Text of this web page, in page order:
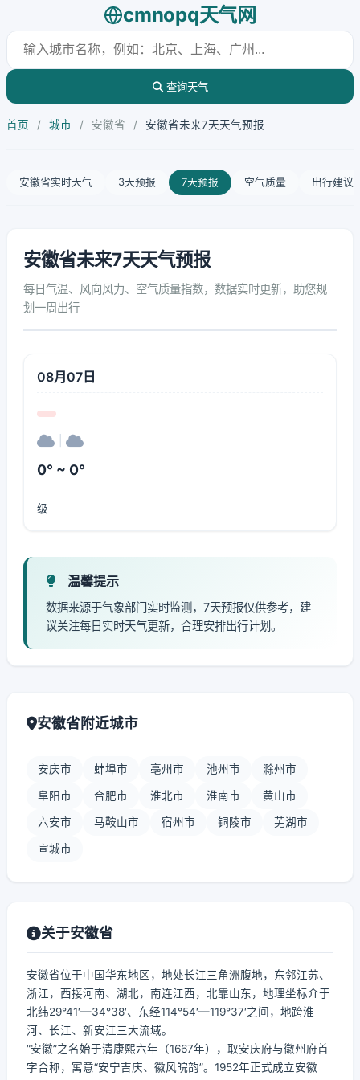
cmnopq天气网
查询天气
首页 / 城市 / 安徽省 / 安徽省未来7天天气预报
安徽省实时天气 3天预报 7天预报 空气质量 出行建议
安徽省未来7天天气预报
每日气温、风向风力、空气质量指数，数据实时更新，助您规
划一周出行
08月07日
0° ~ 0°
级
温馨提示
数据来源于气象部门实时监测，7天预报仅供参考，建
议关注每日实时天气更新，合理安排出行计划。
安徽省附近城市
安庆市 蚌埠市 亳州市 池州市 滁州市
阜阳市 合肥市 淮北市 淮南市 黄山市
六安市 马鞍山市 宿州市 铜陵市 芜湖市
宣城市
关于安徽省
安徽省位于中国华东地区，地处长江三角洲腹地，东邻江苏、
浙江，西接河南、湖北，南连江西，北靠山东，地理坐标介于
北纬29°41′—34°38′、东经114°54′—119°37′之间，地跨淮
河、长江、新安江三大流域。
“安徽”之名始于清康熙六年（1667年），取安庆府与徽州府首
字合称，寓意“安宁吉庆、徽风皖韵”。1952年正式成立安徽